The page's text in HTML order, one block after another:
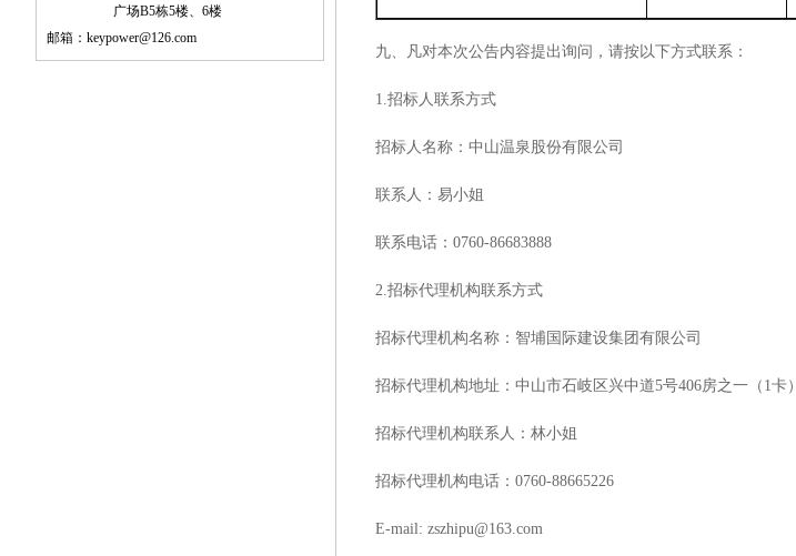
广场B5栋5楼、6楼
邮箱：keypower@126.com
九、凡对本次公告内容提出询问，请按以下方式联系 ：
1.招标人联系方式
招标人名称：中山温泉股份有限公司
联系人：易小姐
联系电话： 0760-86683888
2.招标代理机构联系方式
招标代理机构名称：智埔国际建设集团有限公司
招标代理机构地址：中山市石岐区兴中道5号406房之一（1卡）
招标代理机构联系人：林小姐
招标代理机构电话： 0760-88665226
E-mail: zszhipu@163.com